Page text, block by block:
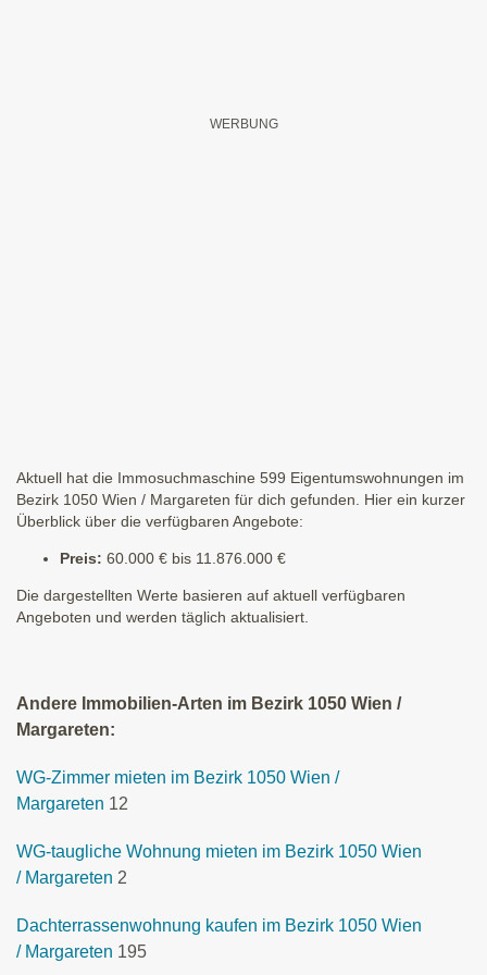
Aktuell hat die Immosuchmaschine 599 Eigentumswohnungen im
Bezirk 1050 Wien / Margareten für dich gefunden. Hier ein kurzer
Überblick über die verfügbaren Angebote:
Preis: 60.000 € bis 11.876.000 €
Die dargestellten Werte basieren auf aktuell verfügbaren
Angeboten und werden täglich aktualisiert.
Andere Immobilien-Arten im Bezirk 1050 Wien /
Margareten:
WG-Zimmer mieten im Bezirk 1050 Wien /
Margareten 12
WG-taugliche Wohnung mieten im Bezirk 1050 Wien
/ Margareten 2
Dachterrassenwohnung kaufen im Bezirk 1050 Wien
/ Margareten 195